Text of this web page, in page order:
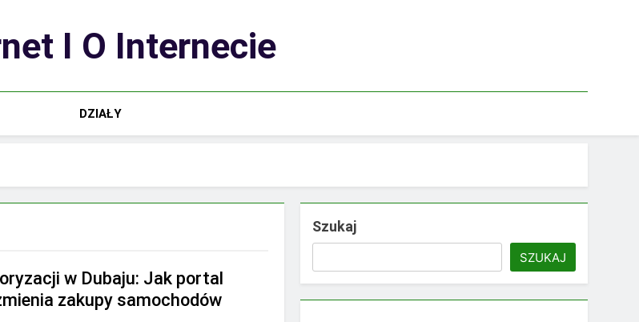
I O Internecie
DZIAŁY
w Dubaju: Jak portal
zakupy samochodów
Szukaj
SZUKAJ